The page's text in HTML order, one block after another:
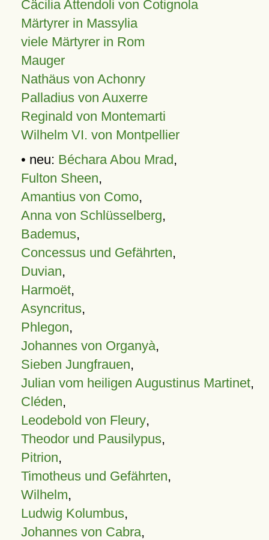
Cäcilia Attendoli von Cotignola
Märtyrer in Massylia
viele Märtyrer in Rom
Mauger
Nathäus von Achonry
Palladius von Auxerre
Reginald von Montemarti
Wilhelm VI. von Montpellier
• neu: Béchara Abou Mrad,
Fulton Sheen,
Amantius von Como,
Anna von Schlüsselberg,
Bademus,
Concessus und Gefährten,
Duvian,
Harmoët,
Asyncritus,
Phlegon,
Johannes von Organyà,
Sieben Jungfrauen,
Julian vom heiligen Augustinus Martinet,
Cléden,
Leodebold von Fleury,
Theodor und Pausilypus,
Pitrion,
Timotheus und Gefährten,
Wilhelm,
Ludwig Kolumbus,
Johannes von Cabra,